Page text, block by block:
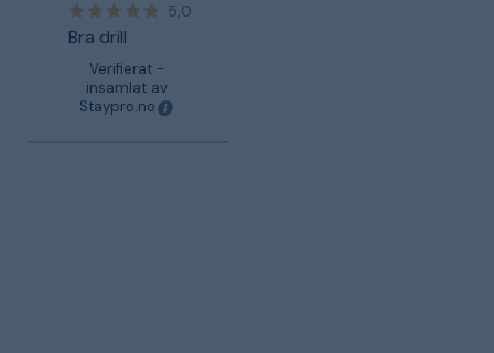
5,0
Bra drill
Verifierat -
insamlat av
Staypro.no